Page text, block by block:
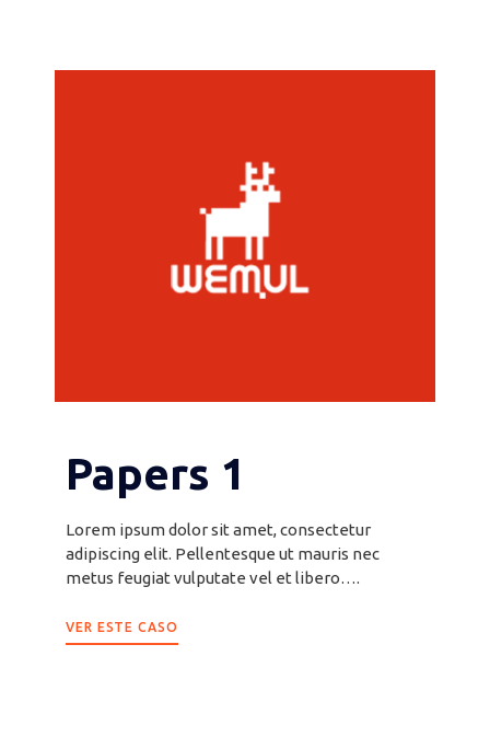
Papers 1
Lorem ipsum dolor sit amet, consectetur
adipiscing elit. Pellentesque ut mauris nec
metus feugiat vulputate vel et libero….
VER ESTE CASO